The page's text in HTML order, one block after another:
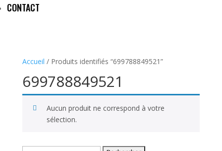
CONTACT
Accueil / Produits identifiés “699788849521”
699788849521
Aucun produit ne correspond à votre
sélection.